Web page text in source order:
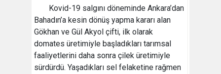
Kovid-19 salgını döneminde Ankara’dan
Bahadın’a kesin dönüş yapma kararı alan
Gökhan ve Gül Akyol çifti, ilk olarak
domates üretimiyle başladıkları tarımsal
faaliyetlerini daha sonra çilek üretimiyle
sürdürdü. Yaşadıkları sel felaketine rağmen